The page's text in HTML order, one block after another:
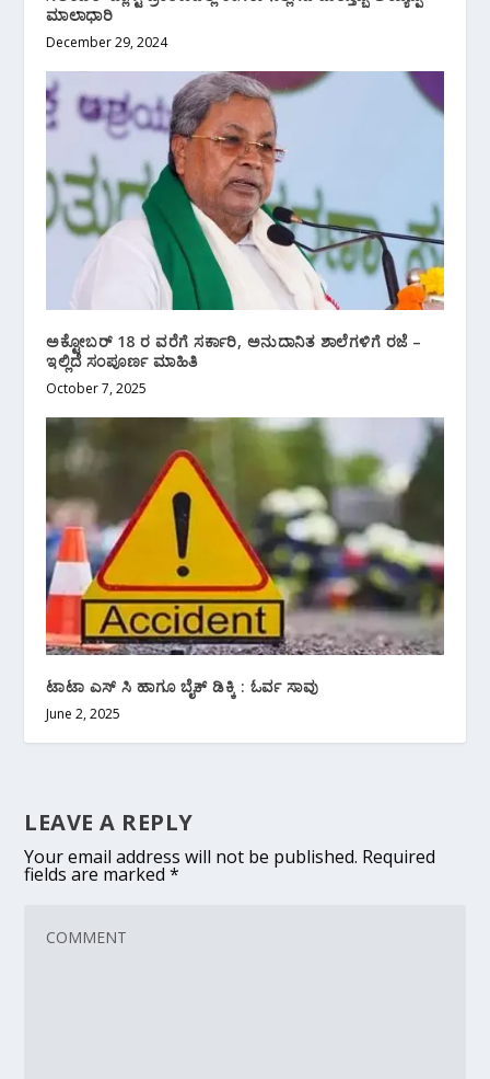
ಮಾಲಾಧಾರಿ
December 29, 2024
ಅಕ್ಟೋಬರ್ 18 ರ ವರೆಗೆ ಸರ್ಕಾರಿ, ಅನುದಾನಿತ ಶಾಲೆಗಳಿಗೆ ರಜೆ –
ಇಲ್ಲಿದೆ ಸಂಪೂರ್ಣ ಮಾಹಿತಿ
October 7, 2025
ಟಾಟಾ ಎಸ್ ಸಿ ಹಾಗೂ ಬೈಕ್ ಡಿಕ್ಕಿ : ಓರ್ವ ಸಾವು
June 2, 2025
LEAVE A REPLY
Your email address will not be published. Required
fields are marked*